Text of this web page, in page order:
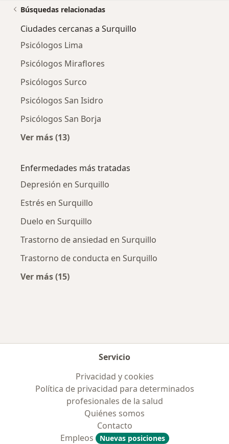
Búsquedas relacionadas
Ciudades cercanas a Surquillo
Psicólogos Lima
Psicólogos Miraflores
Psicólogos Surco
Psicólogos San Isidro
Psicólogos San Borja
Ver más (13)
Enfermedades más tratadas
Depresión en Surquillo
Estrés en Surquillo
Duelo en Surquillo
Trastorno de ansiedad en Surquillo
Trastorno de conducta en Surquillo
Ver más (15)
Servicio
Privacidad y cookies
Política de privacidad para determinados
profesionales de la salud
Quiénes somos
Contacto
Empleos
Nuevas posiciones